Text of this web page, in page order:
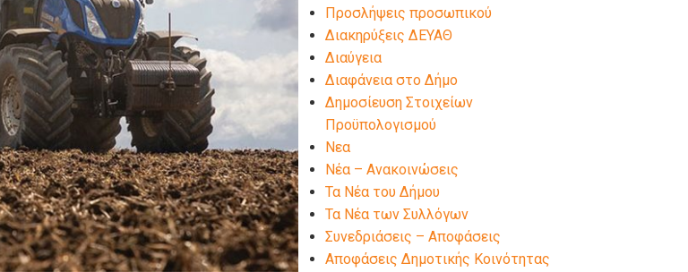
Προσλήψεις προσωπικού
Διακηρύξεις ΔΕΥΑΘ
Διαύγεια
Διαφάνεια στο Δήμο
Δημοσίευση Στοιχείων
Προϋπολογισμού
Νεα
Νέα – Ανακοινώσεις
Τα Νέα του Δήμου
Τα Νέα των Συλλόγων
Συνεδριάσεις – Αποφάσεις
Αποφάσεις Δημοτικής Κοινότητας